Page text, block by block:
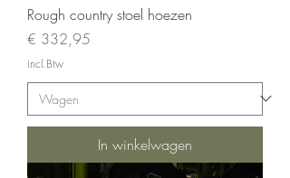
Rough country stoel hoezen
Prijs
€ 332,95
incl.Btw
In winkelwagen